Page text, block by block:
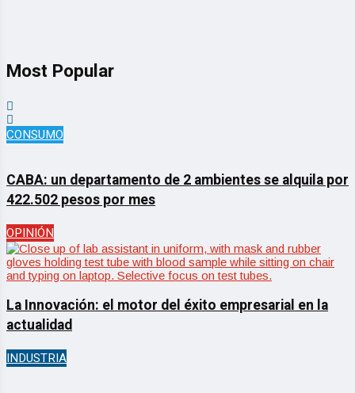
Most Popular
CONSUMO
CABA: un departamento de 2 ambientes se alquila por
422.502 pesos por mes
OPINIÓN
La Innovación: el motor del éxito empresarial en la
actualidad
INDUSTRIA